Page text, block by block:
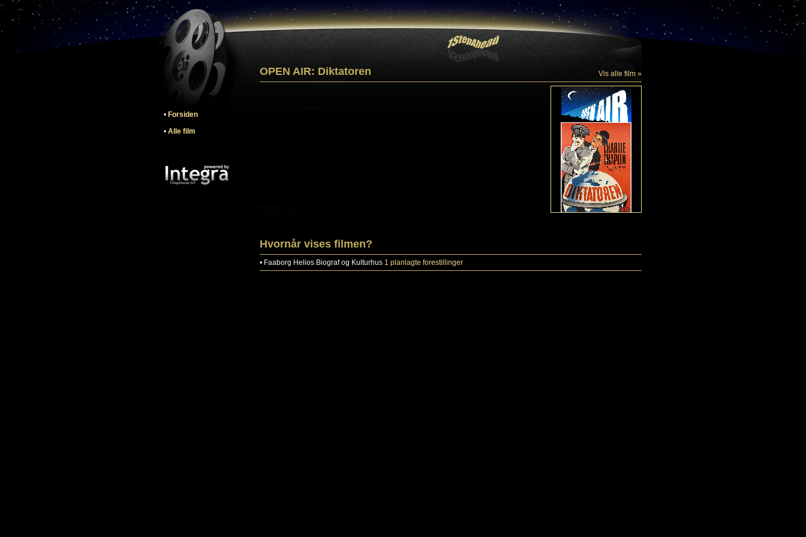
• Forsiden
• Alle film
OPEN AIR: Diktatoren Vis alle film »
Hvornår vises filmen?
• Faaborg Helios Biograf og Kulturhus 1 planlagte forestillinger